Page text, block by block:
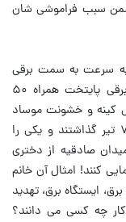
سبب فراموشی شان
به سرعت به سمت برقی
شدن می رود، حواسمان نبود که ۲ اتوبوس برقی پایتخت همراه ۵۰
کینه‌ و خشونت موساد
سوخت.یک دستگاه اتوبوس سوخته را میدان ۷ تیر گذاشتند و یکی را
صادقیه از دختری
کنند! امثال آن خانم
ایستگاه برق، تهدید
چه کسی می دانند؟